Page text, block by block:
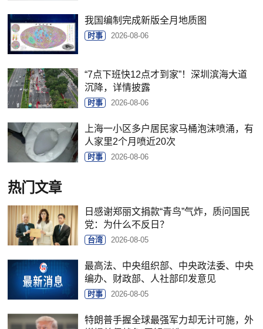
我国编制完成新版全月地质图
时事 2026-08-06
“7点下班快12点才到家”！深圳滨海大道
沉降，详情披露
时事 2026-08-06
上海一小区多户居民家马桶泡沫喷涌，有
人家里2个月喷近20次
时事 2026-08-06
热门文章
日感谢郑丽文捐款“青鸟”气炸，质问国民
党：为什么不反日？
台湾 2026-08-05
最高法、中央组织部、中央政法委、中央
编办、财政部、人社部印发意见
时事 2026-08-05
特朗普手握全球最强军力却无计可施，外